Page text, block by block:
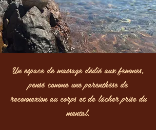
Un espace de massage dédié aux femmes,
pensé comme une parenthèse de
reconnexion au corps et de lâcher prise du
mental.